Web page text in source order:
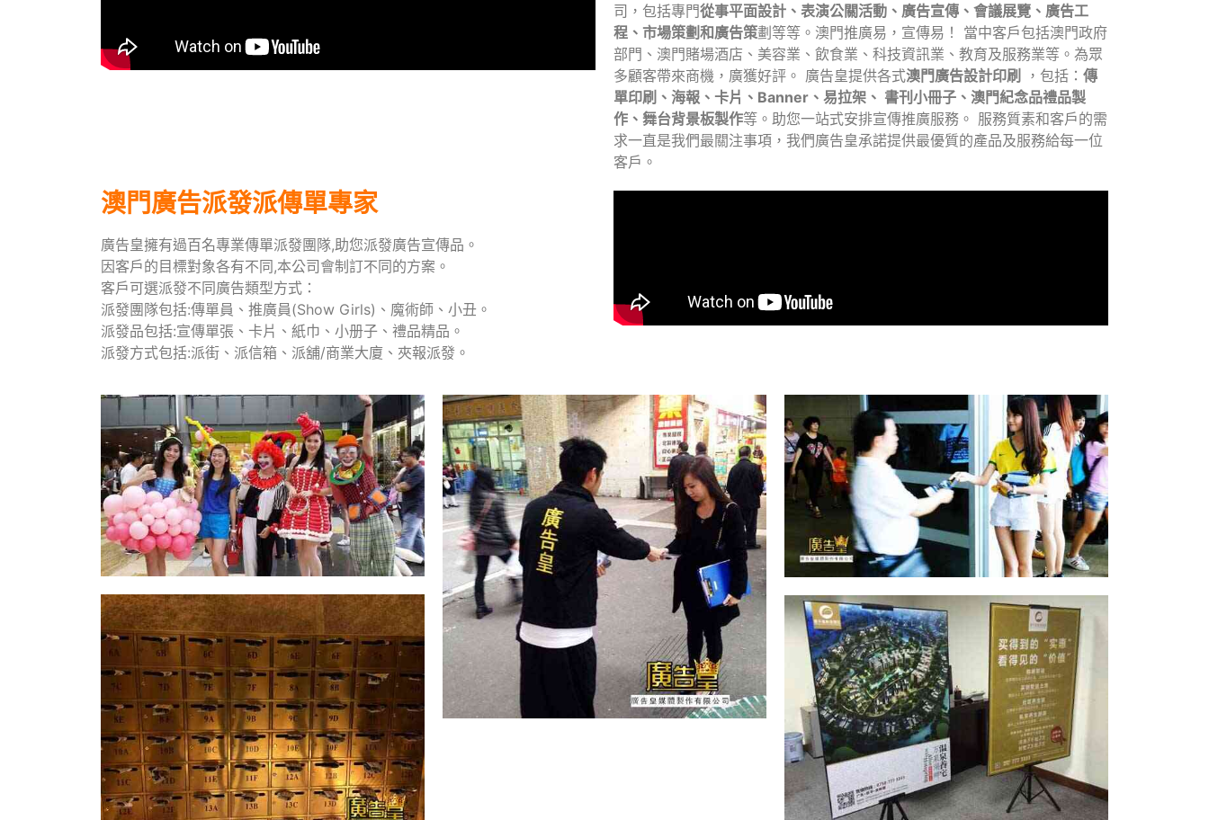
司，包括專門從事平面設計、表演公關活動、廣告宣傳、會議展覽、廣告工
程、市場策劃和廣告策劃等等。澳門推廣易，宣傳易！ 當中客戶包括澳門政府
部門、澳門賭場酒店、美容業、飲食業、科技資訊業、教育及服務業等。為眾
多顧客帶來商機，廣獲好評。 廣告皇提供各式澳門廣告設計印刷 ，包括： 傳
單印刷、海報、卡片、Banner、易拉架、 書刊小冊子、澳門紀念品禮品製
作、舞台背景板製作等。助您一站式安排宣傳推廣服務。 服務質素和客戶的需
求一直是我們最關注事項，我們廣告皇承諾提供最優質的產品及服務給每一位
客戶。
澳門廣告派發派傳單專家
廣告皇擁有過百名專業傳單派發團隊,助您派發廣告宣傳品。
因客戶的目標對象各有不同,本公司會制訂不同的方案。
客戶可選派發不同廣告類型方式：
派發團隊包括:傳單員、推廣員(Show Girls)、魔術師、小丑。
派發品包括:宣傳單張、卡片、紙巾、小册子、禮品精品。
派發方式包括:派街、派信箱、派舖/商業大廈、夾報派發。